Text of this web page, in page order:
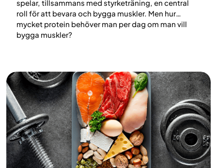
spelar, tillsammans med styrketräning, en central
roll för att bevara och bygga muskler. Men hur
mycket protein behöver man per dag om man vill
bygga muskler?